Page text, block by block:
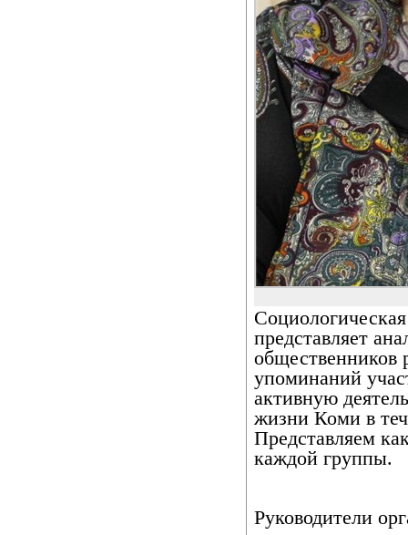
представляет
общественников
упоминаний
активную
жизни Коми в
Представляем
каждой группы.
Руководители